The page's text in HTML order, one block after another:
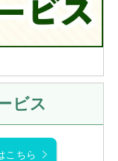
ビス
こちら